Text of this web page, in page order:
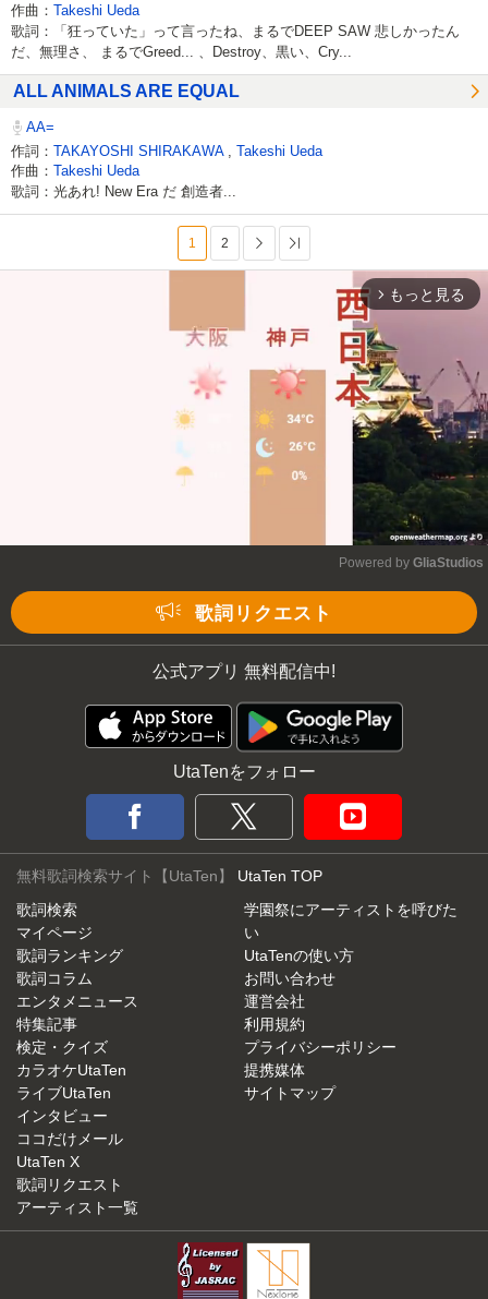
作曲： Takeshi Ueda
歌詞：「狂っていた」って言ったね、まるでDEEP SAW 悲しかったん
だ、無理さ、 まるでGreed... 、Destroy、黒い、Cry...
ALL ANIMALS ARE EQUAL
AA=
作詞： TAKAYOSHI SHIRAKAWA
Takeshi Ueda
作曲： Takeshi Ueda
歌詞：光あれ! New Era だ 創造者...
1 2 次へ
arrow_forward_ios もっと見る
Powered by GliaStudios
歌詞リクエスト
公式アプリ 無料配信中!
UtaTenをフォロー
無料歌詞検索サイト【UtaTen】 UtaTen TOP
歌詞検索
マイページ
歌詞ランキング
歌詞コラム
エンタメニュース
特集記事
検定・クイズ
カラオケUtaTen
ライブUtaTen
インタビュー
ココだけメール
UtaTen X
歌詞リクエスト
アーティスト一覧
学園祭にアーティストを呼びた
い
UtaTenの使い方
お問い合わせ
運営会社
利用規約
プライバシーポリシー
提携媒体
サイトマップ